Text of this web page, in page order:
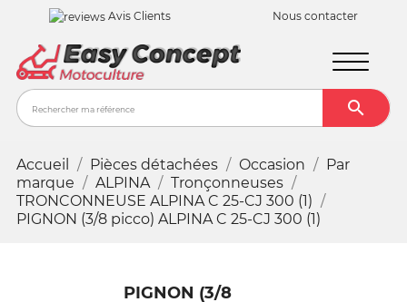
Avis Clients Nous contacter

Accueil Pièces détachées Occasion
Par
marque
ALPINA
Tronçonneuses
TRONCONNEUSE ALPINA C 25-CJ 300 (1)
PIGNON (3/8 picco) ALPINA C 25-CJ 300 (1)
PIGNON (3/8